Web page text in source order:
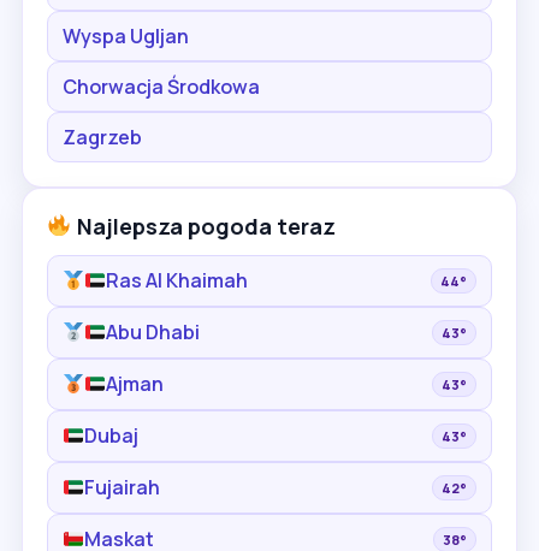
Wyspa Ugljan
Chorwacja Środkowa
Zagrzeb
Najlepsza pogoda teraz
Ras Al Khaimah 44°
Abu Dhabi 43°
Ajman 43°
Dubaj 43°
Fujairah 42°
Maskat 38°